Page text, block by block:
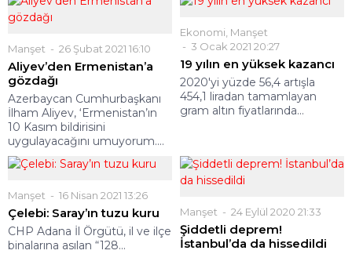
Manşet 26 Şubat 2021 16:10
Aliyev’den Ermenistan’a
gözdağı
Azerbaycan Cumhurbaşkanı
İlham Aliyev, ‘Ermenistan’ın
10 Kasım bildirisini
uygulayacağını umuyorum....
Ekonomi Manşet
3 Ocak 2021 20:27
19 yılın en yüksek kazancı
2020'yi yüzde 56,4 artışla
454,1 liradan tamamlayan
gram altın fiyatlarında...
Manşet 16 Nisan 2021 13:26
Çelebi: Saray’ın tuzu kuru
CHP Adana İl Örgütü, il ve ilçe
binalarına asılan “128...
Manşet 24 Eylül 2020 21:33
Şiddetli deprem!
İstanbul’da da hissedildi